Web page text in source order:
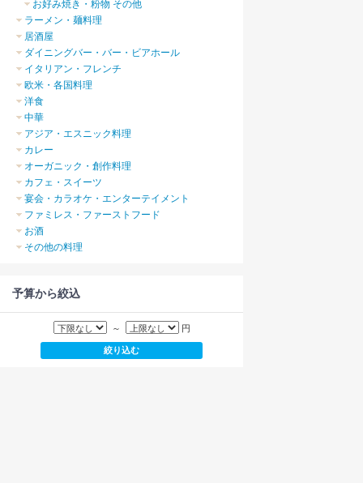
お好み焼き・粉物 その他
ラーメン・麺料理
居酒屋
ダイニングバー・バー・ビアホール
イタリアン・フレンチ
欧米・各国料理
洋食
中華
アジア・エスニック料理
カレー
オーガニック・創作料理
カフェ・スイーツ
宴会・カラオケ・エンターテイメント
ファミレス・ファーストフード
お酒
その他の料理
予算から絞込
～ 円